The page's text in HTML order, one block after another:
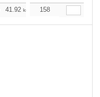
41.92 kr 39.81
158